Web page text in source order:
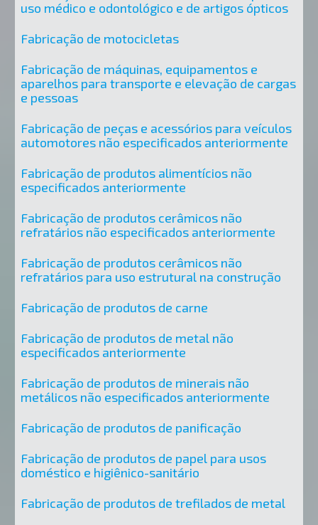
uso médico e odontológico e de artigos ópticos
Fabricação de motocicletas
Fabricação de máquinas, equipamentos e
aparelhos para transporte e elevação de cargas
e pessoas
Fabricação de peças e acessórios para veículos
automotores não especificados anteriormente
Fabricação de produtos alimentícios não
especificados anteriormente
Fabricação de produtos cerâmicos não
refratários não especificados anteriormente
Fabricação de produtos cerâmicos não
refratários para uso estrutural na construção
Fabricação de produtos de carne
Fabricação de produtos de metal não
especificados anteriormente
Fabricação de produtos de minerais não
metálicos não especificados anteriormente
Fabricação de produtos de panificação
Fabricação de produtos de papel para usos
doméstico e higiênico-sanitário
Fabricação de produtos de trefilados de metal